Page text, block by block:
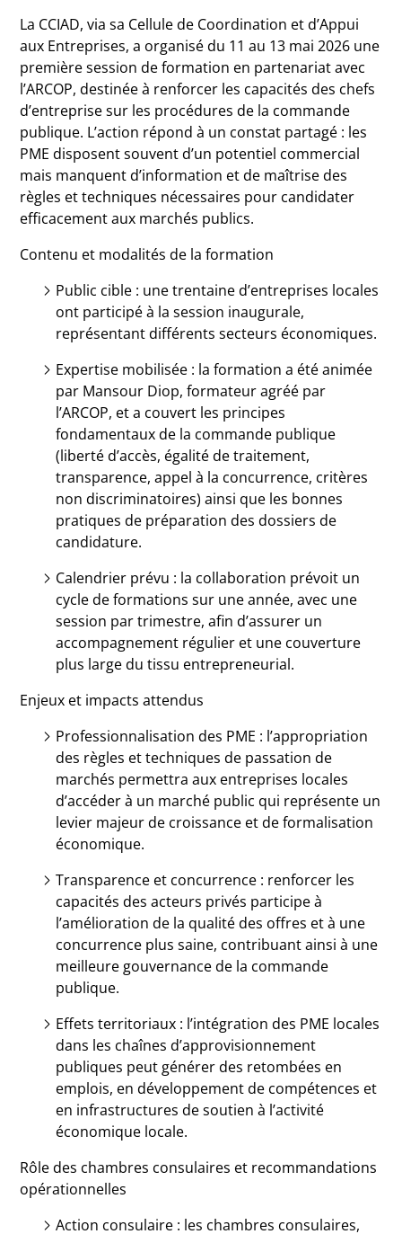
La CCIAD, via sa Cellule de Coordination et d’Appui
aux Entreprises, a organisé du 11 au 13 mai 2026 une
première session de formation en partenariat avec
l’ARCOP, destinée à renforcer les capacités des chefs
d’entreprise sur les procédures de la commande
publique. L’action répond à un constat partagé : les
PME disposent souvent d’un potentiel commercial
mais manquent d’information et de maîtrise des
règles et techniques nécessaires pour candidater
efficacement aux marchés publics.
Contenu et modalités de la formation
Public cible : une trentaine d’entreprises locales
ont participé à la session inaugurale,
représentant différents secteurs économiques.
Expertise mobilisée : la formation a été animée
par Mansour Diop, formateur agréé par
l’ARCOP, et a couvert les principes
fondamentaux de la commande publique
(liberté d’accès, égalité de traitement,
transparence, appel à la concurrence, critères
non discriminatoires) ainsi que les bonnes
pratiques de préparation des dossiers de
candidature.
Calendrier prévu : la collaboration prévoit un
cycle de formations sur une année, avec une
session par trimestre, afin d’assurer un
accompagnement régulier et une couverture
plus large du tissu entrepreneurial.
Enjeux et impacts attendus
Professionnalisation des PME : l’appropriation
des règles et techniques de passation de
marchés permettra aux entreprises locales
d’accéder à un marché public qui représente un
levier majeur de croissance et de formalisation
économique.
Transparence et concurrence : renforcer les
capacités des acteurs privés participe à
l’amélioration de la qualité des offres et à une
concurrence plus saine, contribuant ainsi à une
meilleure gouvernance de la commande
publique.
Effets territoriaux : l’intégration des PME locales
dans les chaînes d’approvisionnement
publiques peut générer des retombées en
emplois, en développement de compétences et
en infrastructures de soutien à l’activité
économique locale.
Rôle des chambres consulaires et recommandations
opérationnelles
Action consulaire : les chambres consulaires,